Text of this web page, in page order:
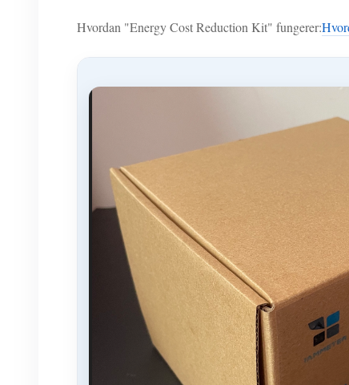
Hvordan "Energy Cost Reduction Kit" fungerer: